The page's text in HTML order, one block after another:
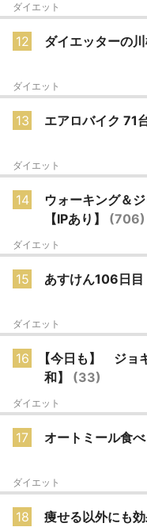
ダイエット
12 ダイエッターの
ダイエット
13 エアロバイク 71
ダイエット
14
ウォーキング＆
【IPあり】 (706)
ダイエット
15 あすけん106日目
ダイエット
16
【今日も】 ジ
和】 (33)
ダイエット
17 オートミール食
ダイエット
18
痩せる以外にも